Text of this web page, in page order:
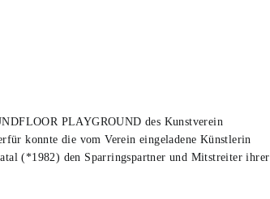
PLAYGROUND des Kunstverein
konnte die vom Verein eingeladene Künstlerin
(*1982) den Sparringspartner und Mitstreiter ihrer